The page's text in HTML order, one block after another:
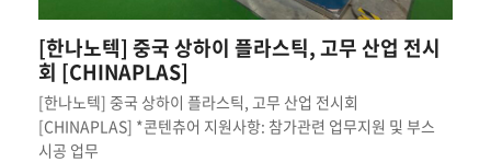
[한나노텍] 중국 상하이 플라스틱, 고무 산업 전시
회 [CHINAPLAS]
[한나노텍] 중국 상하이 플라스틱, 고무 산업 전시회
[CHINAPLAS] *콘텐츄어 지원사항: 참가관련 업무지원 및 부스
시공 업무